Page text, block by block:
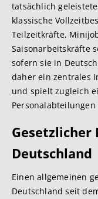
tatsächlich
klassische
Teilzeitkräfte,
Saisonarbeitskräfte
sofern sie in
daher ein zentrales
und spielt zugleich
Deutschland
Einen allgemeinen
Deutschland seit